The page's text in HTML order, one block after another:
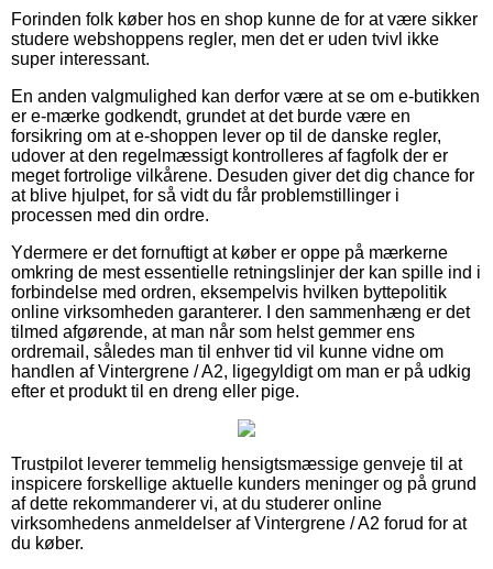
Forinden folk køber hos en shop kunne de for at være sikker
studere webshoppens regler, men det er uden tvivl ikke
super interessant.
En anden valgmulighed kan derfor være at se om e-butikken
er e-mærke godkendt, grundet at det burde være en
forsikring om at e-shoppen lever op til de danske regler,
udover at den regelmæssigt kontrolleres af fagfolk der er
meget fortrolige vilkårene. Desuden giver det dig chance for
at blive hjulpet, for så vidt du får problemstillinger i
processen med din ordre.
Ydermere er det fornuftigt at køber er oppe på mærkerne
omkring de mest essentielle retningslinjer der kan spille ind i
forbindelse med ordren, eksempelvis hvilken byttepolitik
online virksomheden garanterer. I den sammenhæng er det
tilmed afgørende, at man når som helst gemmer ens
ordremail, således man til enhver tid vil kunne vidne om
handlen af Vintergrene / A2, ligegyldigt om man er på udkig
efter et produkt til en dreng eller pige.
Trustpilot leverer temmelig hensigtsmæssige genveje til at
inspicere forskellige aktuelle kunders meninger og på grund
af dette rekommanderer vi, at du studerer online
virksomhedens anmeldelser af Vintergrene / A2 forud for at
du køber.